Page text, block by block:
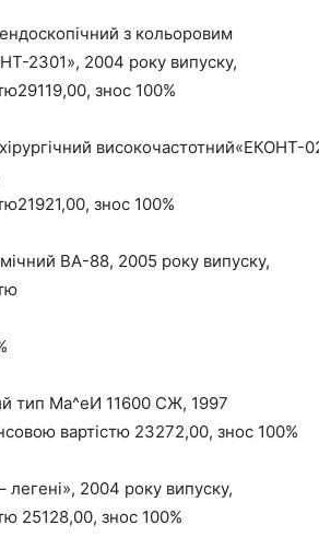
з кольоровим
2301», 2004 року випуску,
знос 100%
високочастотний«ЕКОНТ-
знос 100%
ВА-88, 2005 року випуску,
тип Ма^еИ 11600 СЖ, 1997
вартістю 23272,00, знос 100%
легені», 2004 року випуску,
25128,00, знос 100%